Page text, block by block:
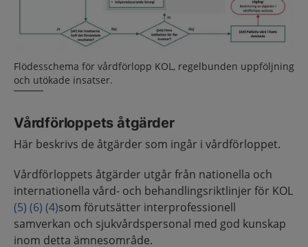
Flödesschema för vårdförlopp KOL, regelbunden uppföljning
och utökade insatser.
Vårdförloppets åtgärder
Här beskrivs de åtgärder som ingår i vårdförloppet.
Vårdförloppets åtgärder utgår från nationella och
internationella vård- och behandlingsriktlinjer för KOL
(5) (6) (4)som förutsätter interprofessionell
samverkan och sjukvårdspersonal med god kunskap
inom detta ämnesområde.